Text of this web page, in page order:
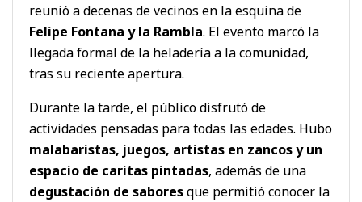
reunió a decenas de vecinos en la esquina de
Felipe Fontana y la Rambla. El evento marcó la
llegada formal de la heladería a la comunidad,
tras su reciente apertura.
Durante la tarde, el público disfrutó de
actividades pensadas para todas las edades. Hubo
malabaristas, juegos, artistas en zancos y un
espacio de caritas pintadas, además de una
degustación de saboresque permitió conocer la